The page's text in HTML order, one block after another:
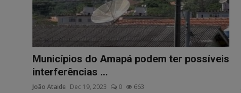
Municípios do Amapá podem ter possíveis
interferências ...
João Ataide Dec 19, 2023 0 663